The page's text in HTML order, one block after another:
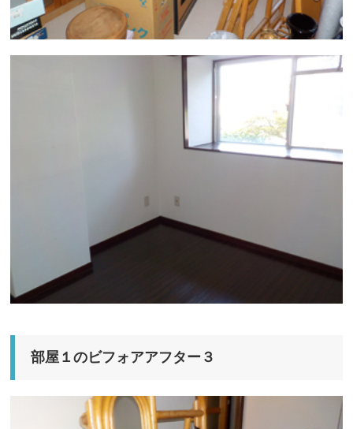
部屋１のビフォアアフター３